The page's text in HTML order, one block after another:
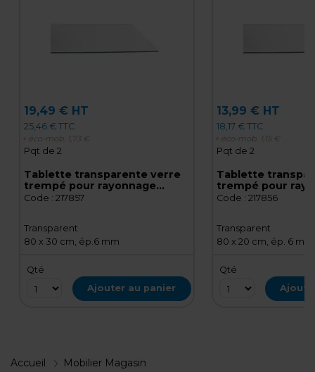
19,49 € HT
25,46 € TTC
+ éco-mob. 1,73 €
Pqt de 2
Tablette transparente verre
trempé pour rayonnage
magasin 80 x 30 cm, ép. 6 mm
Code : 217857
Transparent
80 x 30 cm, ép.6 mm
Qté
Ajouter au panier
13,99 € HT
18,17 € TTC
+ éco-mob. 1,15 €
Pqt de 2
Tablette
trempé pour
magasin 80 x 20
Code : 217856
Transparent
80 x 20 cm, ép. 6 mm
Qté
Accueil
Mobilier Magasin